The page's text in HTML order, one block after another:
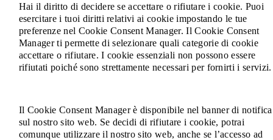
Hai il diritto di decidere se accettare o rifiutare i cookie. Puoi
esercitare i tuoi diritti relativi ai cookie impostando le tue
preferenze nel Cookie Consent Manager. Il Cookie Consent
Manager ti permette di selezionare quali categorie di cookie
accettare o rifiutare. I cookie essenziali non possono essere
rifiutati poiché sono strettamente necessari per fornirti i servizi.
Il Cookie Consent Manager è disponibile nel banner di
sul nostro sito web. Se decidi di rifiutare i cookie, potrai
comunque utilizzare il nostro sito web, anche se l’accesso ad